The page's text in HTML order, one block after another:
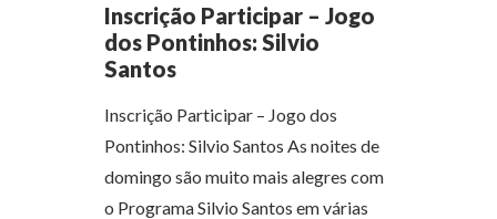
Inscrição Participar – Jogo
dos Pontinhos: Silvio
Santos
Inscrição Participar – Jogo dos
Pontinhos: Silvio Santos As noites de
domingo são muito mais alegres com
o Programa Silvio Santos em várias